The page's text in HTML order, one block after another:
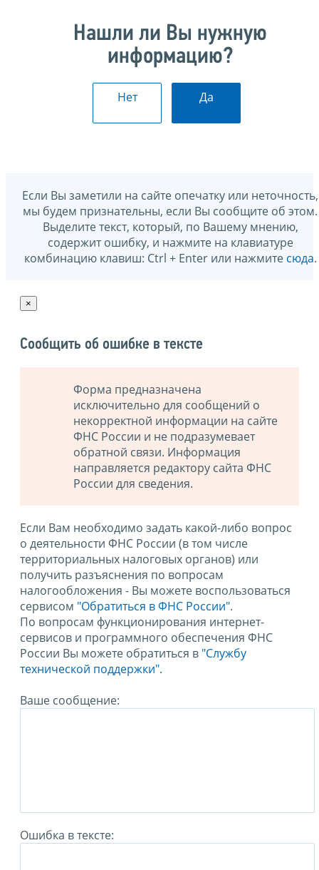
Нашли ли Вы нужную
информацию?
Нет Да
Если Вы заметили на сайте опечатку или неточность,
мы будем признательны, если Вы сообщите об этом.
Выделите текст, который, по Вашему мнению,
содержит ошибку, и нажмите на клавиатуре
комбинацию клавиш: Ctrl + Enter или нажмите сюда.
×
Сообщить об ошибке в тексте
Форма предназначена
исключительно для сообщений о
некорректной информации на сайте
ФНС России и не подразумевает
обратной связи. Информация
направляется редактору сайта ФНС
России для сведения.
Если Вам необходимо задать какой-либо вопрос
о деятельности ФНС России (в том числе
территориальных налоговых органов) или
получить разъяснения по вопросам
налогообложения - Вы можете воспользоваться
сервисом "Обратиться в ФНС России".
По вопросам функционирования интернет-
сервисов и программного обеспечения ФНС
России Вы можете обратиться в "Службу
технической поддержки".
Ваше сообщение:
Ошибка в тексте: